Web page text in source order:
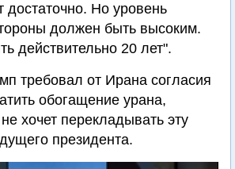
достаточно. Но уровень
должен быть высоким.
действительно 20 лет".
требовал от Ирана согласия
обогащение урана,
хочет перекладывать эту
президента.